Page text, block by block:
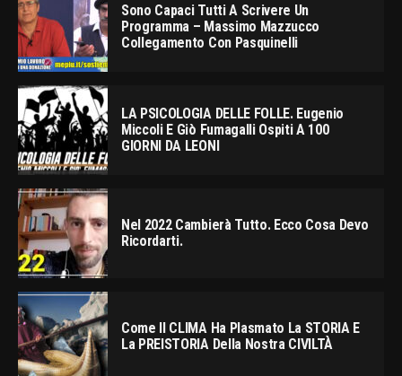
Sono Capaci Tutti A Scrivere Un
Programma – Massimo Mazzucco
Collegamento Con Pasquinelli
LA PSICOLOGIA DELLE FOLLE. Eugenio
Miccoli E Giò Fumagalli Ospiti A 100
GIORNI DA LEONI
Nel 2022 Cambierà Tutto. Ecco Cosa Devo
Ricordarti.
Come Il CLIMA Ha Plasmato La STORIA E
La PREISTORIA Della Nostra CIVILTÀ